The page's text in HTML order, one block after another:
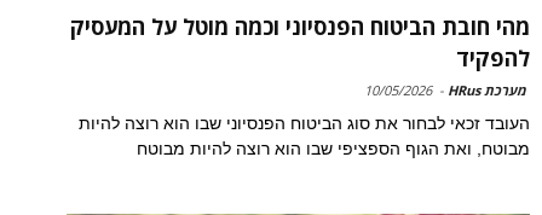
מהי חובת הביטוח הפנסיוני וכמה מוטל על המעסיק
להפקיד
מערכת HRus -
10/05/2026
העובד זכאי לבחור את סוג הביטוח הפנסיוני שבו הוא רוצה להיות
מבוטח, ואת הגוף הספציפי שבו הוא רוצה להיות מבוטח